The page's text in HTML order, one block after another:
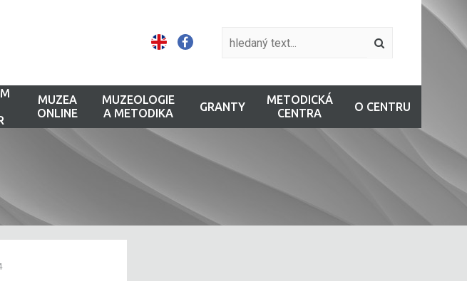
MUZEA
ONLINE
MUZEOLOGIE
A METODIKA
GRANTY
METODICKÁ
CENTRA
O CENTRU